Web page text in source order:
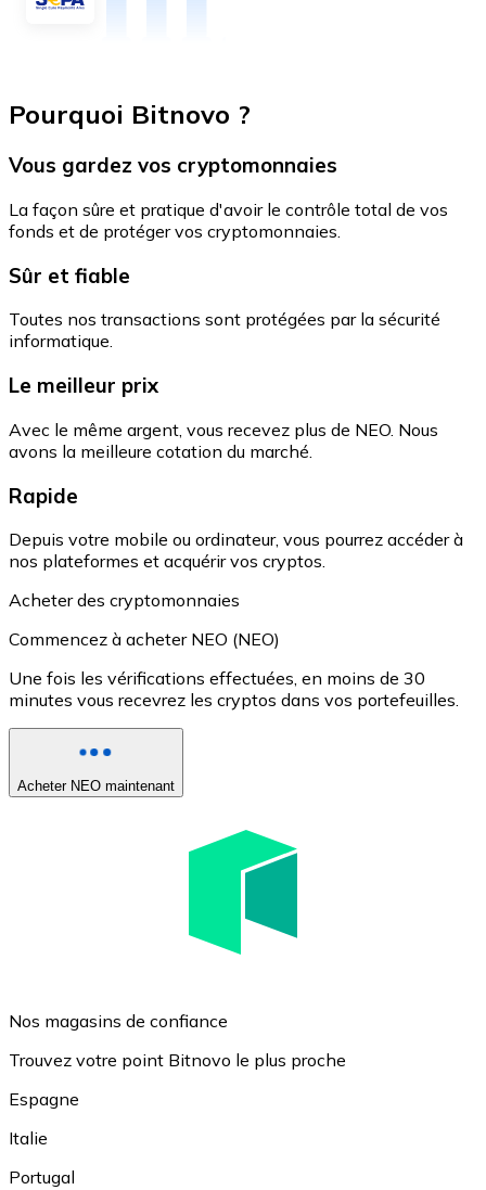
Pourquoi Bitnovo ?
Vous gardez vos cryptomonnaies
La façon sûre et pratique d'avoir le contrôle total de vos
fonds et de protéger vos cryptomonnaies.
Sûr et fiable
Toutes nos transactions sont protégées par la sécurité
informatique.
Le meilleur prix
Avec le même argent, vous recevez plus de NEO. Nous
avons la meilleure cotation du marché.
Rapide
Depuis votre mobile ou ordinateur, vous pourrez accéder à
nos plateformes et acquérir vos cryptos.
Acheter des cryptomonnaies
Commencez à acheter NEO (NEO)
Une fois les vérifications effectuées, en moins de 30
minutes vous recevrez les cryptos dans vos portefeuilles.
Acheter NEO maintenant
Nos magasins de confiance
Trouvez votre point Bitnovo le plus proche
Espagne
Italie
Portugal